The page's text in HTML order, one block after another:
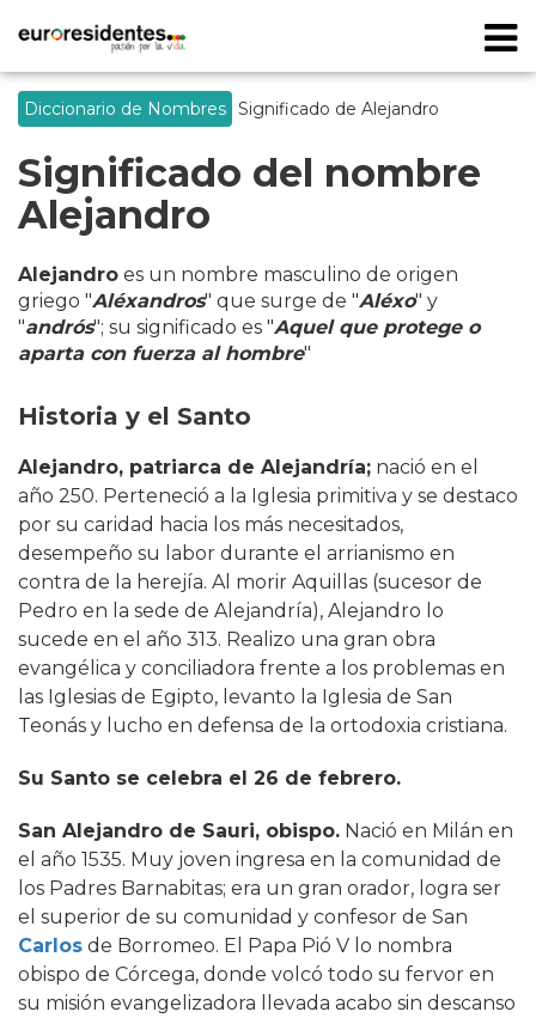
Diccionario de Nombres Significado de Alejandro
Significado del nombre
Alejandro
Alejandro es un nombre masculino de origen
griego "Aléxandros" que surge de "Aléxo" y
"andrós"; su significado es "Aquel que protege o
aparta con fuerza al hombre"
Historia y el Santo
Alejandro, patriarca de Alejandría; nació en el
año 250. Perteneció a la Iglesia primitiva y se destaco
por su caridad hacia los más necesitados,
desempeño su labor durante el arrianismo en
contra de la herejía. Al morir Aquillas (sucesor de
Pedro en la sede de Alejandría), Alejandro lo
sucede en el año 313. Realizo una gran obra
evangélica y conciliadora frente a los problemas en
las Iglesias de Egipto, levanto la Iglesia de San
Teonás y lucho en defensa de la ortodoxia cristiana.
Su Santo se celebra el 26 de febrero.
San Alejandro de Sauri, obispo. Nació en Milán en
el año 1535. Muy joven ingresa en la comunidad de
los Padres Barnabitas; era un gran orador, logra ser
el superior de su comunidad y confesor de San
Carlos de Borromeo. El Papa Pió V lo nombra
obispo de Córcega, donde volcó todo su fervor en
su misión evangelizadora llevada acabo sin descanso